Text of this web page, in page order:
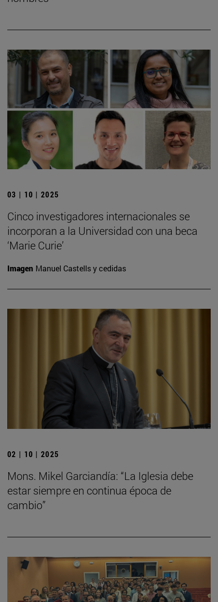
03 | 10 | 2025
Cinco investigadores internacionales se
incorporan a la Universidad con una beca
‘Marie Curie’
Imagen Manuel Castells y cedidas
02 | 10 | 2025
Mons. Mikel Garciandía: “La Iglesia debe
estar siempre en continua época de
cambio”